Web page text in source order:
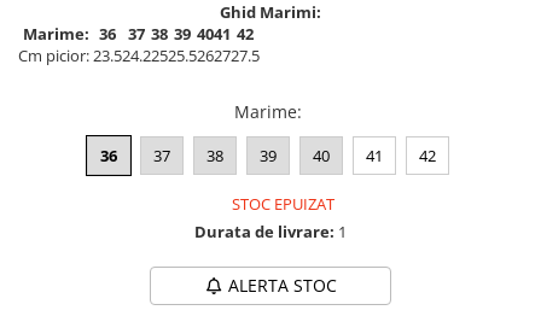
Ghid Marimi:
Marime: 36 37 38 39 4041 42
Cm picior:23.524.22525.5262727.5
Marime:
36 37 38 39 40 41 42
STOC EPUIZAT
Durata de livrare: 1
ALERTA STOC